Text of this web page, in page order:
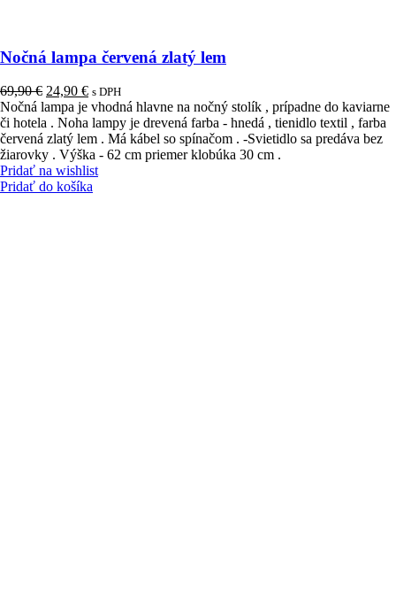
Nočná lampa červená zlatý lem
69,90€ Pôvodná
cena
bola:
69,90 €.
24,90 €Aktuálna
cena
je:
24,90 €.
s DPH
Nočná lampa je vhodná hlavne na nočný stolík , prípadne do kaviarne
či hotela . Noha lampy je drevená farba - hnedá , tienidlo textil , farba
červená zlatý lem . Má kábel so spínačom . -Svietidlo sa predáva bez
žiarovky . Výška - 62 cm priemer klobúka 30 cm .
Pridať na wishlist
Pridať do košíka